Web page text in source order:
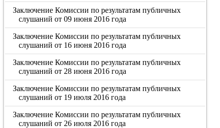
Заключение Комиссии по результатам публичных
слушаний от 09 июня 2016 года
Заключение Комиссии по результатам публичных
слушаний от 16 июня 2016 года
Заключение Комиссии по результатам публичных
слушаний от 28 июня 2016 года
Заключение Комиссии по результатам публичных
слушаний от 19 июля 2016 года
Заключение Комиссии по результатам публичных
слушаний от 26 июля 2016 года